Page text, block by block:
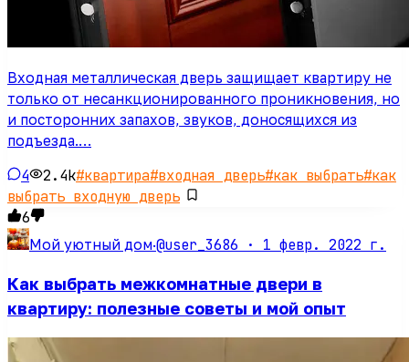
Входная металлическая дверь защищает квартиру не
только от несанкционированного проникновения, но
и посторонних запахов, звуков, доносящихся из
подъезда.…
4 2.4k#квартира#входная дверь#как выбрать#как
выбрать входную дверь
6
Мой уютный дом·@user_3686 · 1 февр. 2022 г.
Как выбрать межкомнатные двери в
квартиру: полезные советы и мой опыт